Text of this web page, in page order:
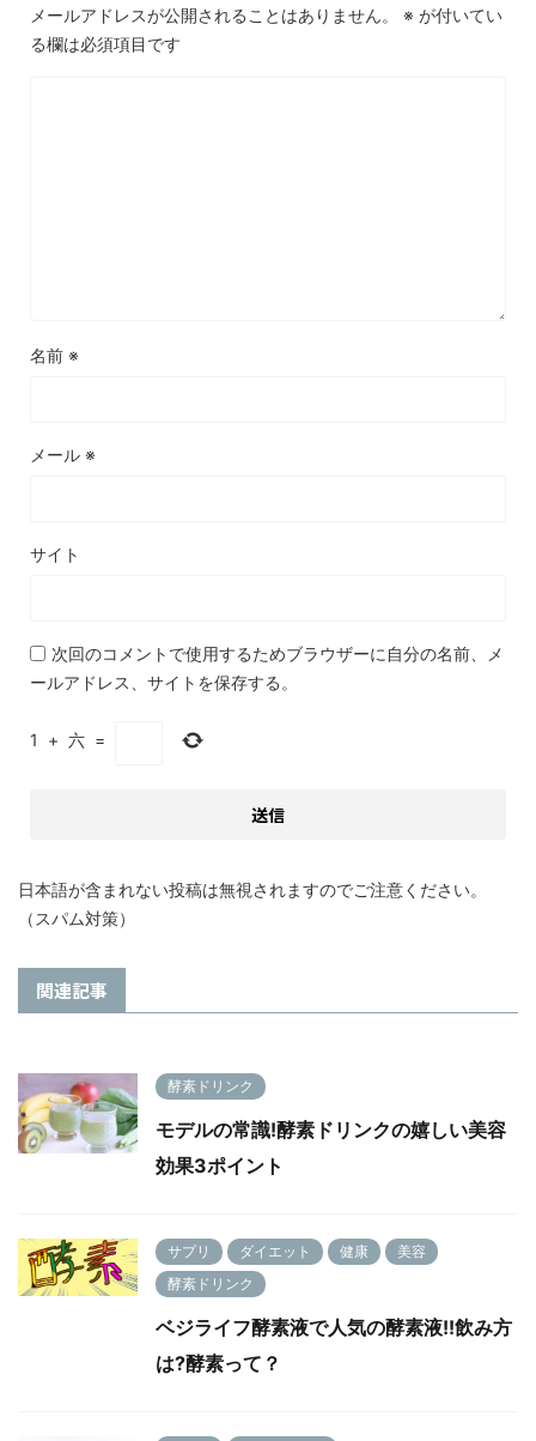
メールアドレスが公開されることはありません。 ※ が付いてい
る欄は必須項目です
名前 ※
メール ※
サイト
次回のコメントで使用するためブラウザーに自分の名前、メ
ールアドレス、サイトを保存する。
1 + 六 =
日本語が含まれない投稿は無視されますのでご注意ください。
（スパム対策）
関連記事
酵素ドリンク
モデルの常識!酵素ドリンクの嬉しい美容
効果3ポイント
サプリ ダイエット 健康
美容
酵素ドリンク
ベジライフ酵素液で人気の酵素液!!飲み方
は?酵素って？